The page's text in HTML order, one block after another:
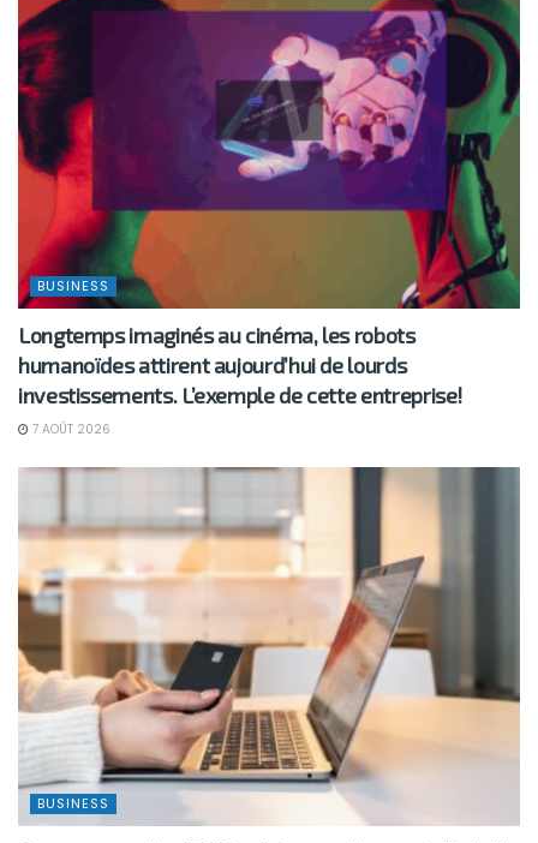
BUSINESS
Longtemps imaginés au cinéma, les robots
humanoïdes attirent aujourd’hui de lourds
investissements. L’exemple de cette entreprise!
7 AOÛT 2026
BUSINESS